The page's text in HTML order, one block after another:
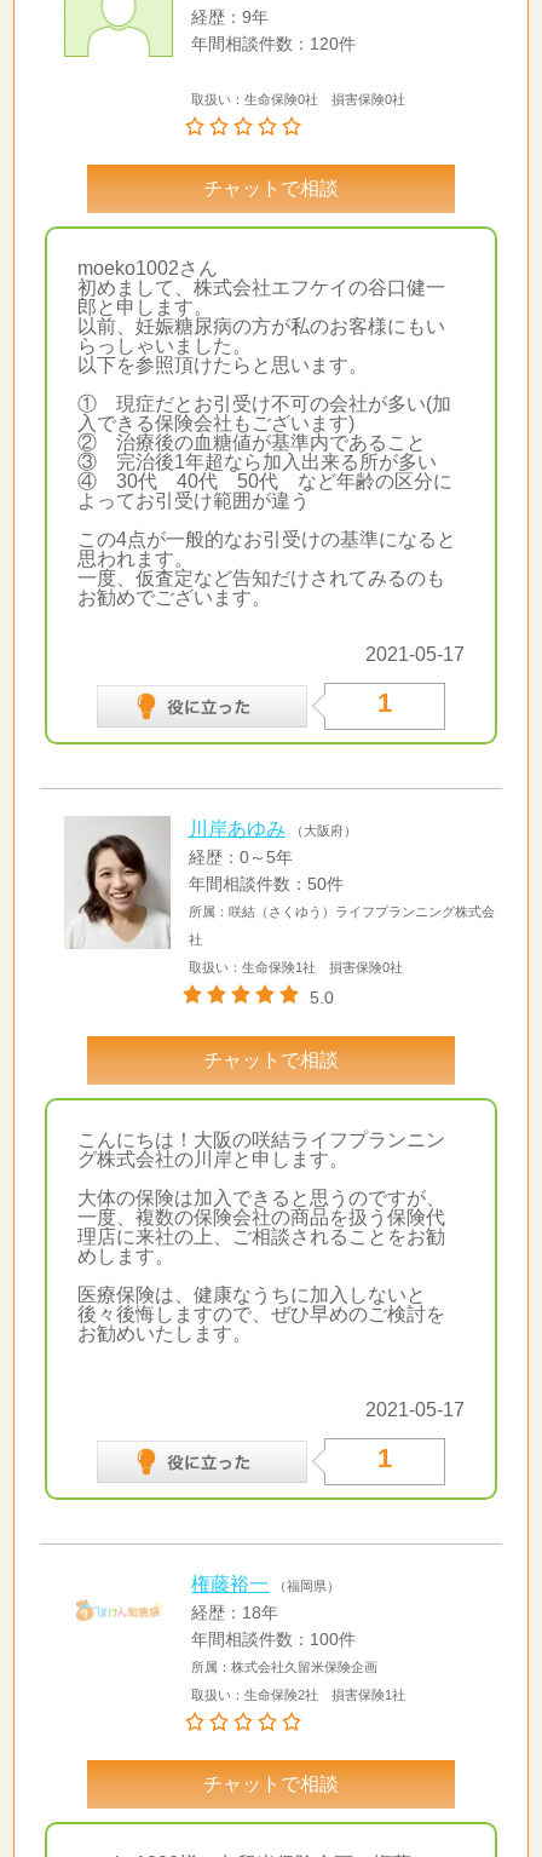
経歴：9年
年間相談件数：120件
取扱い：生命保険0社 損害保険0社
チャットで相談
moeko1002さん
初めまして、株式会社エフケイの谷口健一
郎と申します。
以前、妊娠糖尿病の方が私のお客様にもい
らっしゃいました。
以下を参照頂けたらと思います。
① 現症だとお引受け不可の会社が多い(加
入できる保険会社もございます)
② 治療後の血糖値が基準内であること
③ 完治後1年超なら加入出来る所が多い
④ 30代 40代 50代 など年齢の区分に
よってお引受け範囲が違う
この4点が一般的なお引受けの基準になると
思われます。
一度、仮査定など告知だけされてみるのも
お勧めでございます。
2021-05-17
1
川岸あゆみ （大阪府）
経歴：0～5年
年間相談件数：50件
所属：咲結（さくゆう）ライフプランニング株式会
社
取扱い：生命保険1社 損害保険0社
5.0
チャットで相談
こんにちは！大阪の咲結ライフプランニン
グ株式会社の川岸と申します。
大体の保険は加入できると思うのですが、
一度、複数の保険会社の商品を扱う保険代
理店に来社の上、ご相談されることをお勧
めします。
医療保険は、健康なうちに加入しないと
後々後悔しますので、ぜひ早めのご検討を
お勧めいたします。
2021-05-17
1
権藤裕一 （福岡県）
経歴：18年
年間相談件数：100件
所属：株式会社久留米保険企画
取扱い：生命保険2社 損害保険1社
チャットで相談